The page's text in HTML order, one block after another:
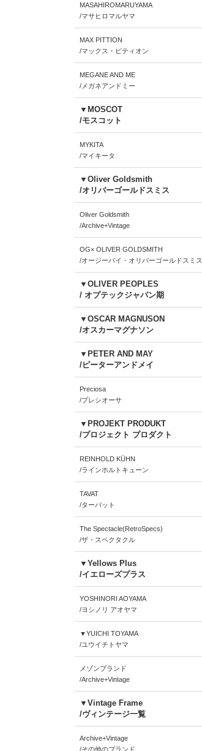
MASAHIROMARUYAMA
/マサヒロマルヤマ
MAX PITTION
/マックス・ピティオン
MEGANE AND ME
/メガネアンドミー
▼MOSCOT
/モスコット
MYKITA
/マイキータ
▼Oliver Goldsmith
/オリバーゴールドスミス
Oliver Goldsmith
/Archive+Vintage
OG× OLIVER GOLDSMITH
/オージーバイ・オリバーゴールドスミス
▼OLIVER PEOPLES
/ オプテックジャパン期
▼OSCAR MAGNUSON
/オスカーマグナソン
▼PETER AND MAY
/ピーターアンドメイ
Preciosa
/プレシオーサ
▼PROJEKT PRODUKT
/プロジェクト プロダクト
REINHOLD KÜHN
/ラインホルトキューン
TAVAT
/ターバット
The Spectacle(RetroSpecs)
/ザ・スペクタクル
▼Yellows Plus
/イエローズプラス
YOSHINORI AOYAMA
/ヨシノリ アオヤマ
▼YUICHI TOYAMA
/ユウイチトヤマ
メゾンブランド
/Archive+Vintage
▼Vintage Frame
/ヴィンテージ一覧
Archive+Vintage
/その他のブランド